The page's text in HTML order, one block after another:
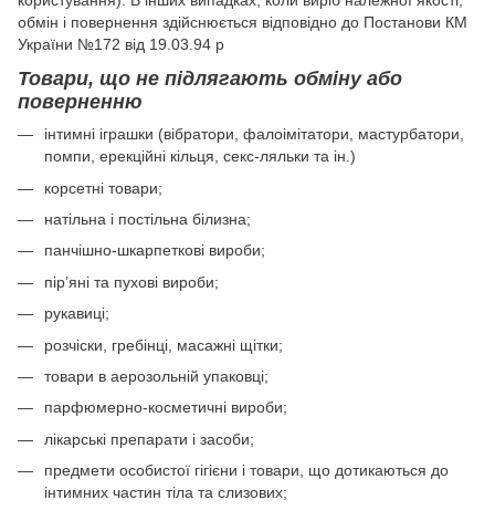
обмін і повернення здійснюється відповідно до Постанови КМ
України №172 від 19.03.94 р
Товари, що не підлягають обміну або
поверненню
інтимні іграшки (вібратори, фалоімітатори, мастурбатори,
помпи, ерекційні кільця, секс-ляльки та ін.)
корсетні товари;
натільна і постільна білизна;
панчішно-шкарпеткові вироби;
пір’яні та пухові вироби;
рукавиці;
розчіски, гребінці, масажні щітки;
товари в аерозольній упаковці;
парфюмерно-косметичні вироби;
лікарські препарати і засоби;
предмети особистої гігієни і товари, що дотикаються до
інтимних частин тіла та слизових;